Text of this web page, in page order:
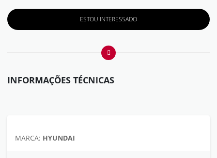
ESTOU INTERESSADO
INFORMAÇÕES TÉCNICAS
MARCA: HYUNDAI